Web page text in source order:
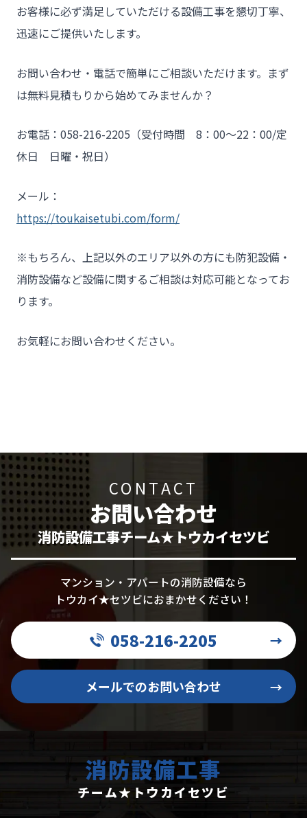
お客様に必ず満足していただける設備工事を懇切丁寧、
迅速にご提供いたします。
お問い合わせ・電話で簡単にご相談いただけます。まず
は無料見積もりから始めてみませんか？
お電話：058-216-2205（受付時間 8：00～22：00/定
休日 日曜・祝日）
メール：
https://toukaisetubi.com/form/
※もちろん、上記以外のエリア以外の方にも防犯設備・
消防設備など設備に関するご相談は対応可能となってお
ります。
お気軽にお問い合わせください。
CONTACT
お問い合わせ
消防設備工事チーム★トウカイセツビ
マンション・アパートの消防設備なら
トウカイ★セツビにおまかせください！
058-216-2205 →
メールでのお問い合わせ →
消防設備工事
チーム★トウカイセツビ